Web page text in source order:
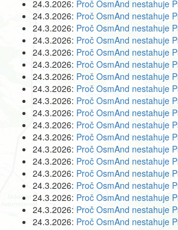
24.3.2026: Proč OsmAnd nestahuje
24.3.2026: Proč OsmAnd nestahuje
24.3.2026: Proč OsmAnd nestahuje
24.3.2026: Proč OsmAnd nestahuje
24.3.2026: Proč OsmAnd nestahuje
24.3.2026: Proč OsmAnd nestahuje
24.3.2026: Proč OsmAnd nestahuje
24.3.2026: Proč OsmAnd nestahuje
24.3.2026: Proč OsmAnd nestahuje
24.3.2026: Proč OsmAnd nestahuje
24.3.2026: Proč OsmAnd nestahuje
24.3.2026: Proč OsmAnd nestahuje
24.3.2026: Proč OsmAnd nestahuje
24.3.2026: Proč OsmAnd nestahuje
24.3.2026: Proč OsmAnd nestahuje
24.3.2026: Proč OsmAnd nestahuje
24.3.2026: Proč OsmAnd nestahuje
24.3.2026: Proč OsmAnd nestahuje
24.3.2026: Proč OsmAnd nestahuje